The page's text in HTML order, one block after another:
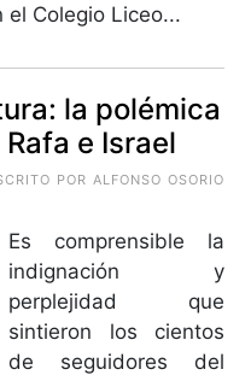
el Colegio Liceo...
la polémica
e Israel
POR ALFONSO OSORIO
Es comprensible la
indignación y
perplejidad que
sintieron los cientos
de seguidores del